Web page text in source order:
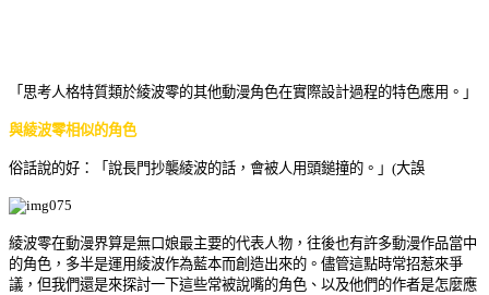
「思考人格特質類於綾波零的其他動漫角色在實際設計過程的特色應用。」
與綾波零相似的角色
俗話說的好：「說長門抄襲綾波的話，會被人用頭鎚撞的。 」(大誤
綾波零在動漫界算是無口娘最主要的代表人物，往後也有許多動漫作品當中
的角色，多半是運用綾波作為藍本而創造出來的。儘管這點時常招惹來爭
議，但我們還是來探討一下這些常被說嘴的角色、以及他們的作者是怎麼應